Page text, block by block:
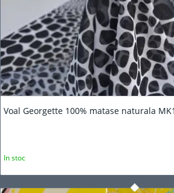
Voal Georgette 100% matase naturala
In stoc